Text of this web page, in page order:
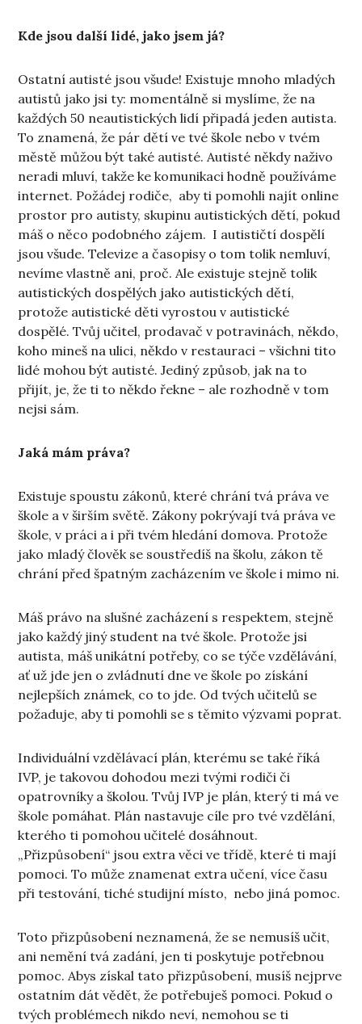
Kde jsou další lidé, jako jsem já?
Ostatní autisté jsou všude! Existuje mnoho mladých
autistů jako jsi ty: momentálně si myslíme, že na
každých 50 neautistických lidí připadá jeden autista.
To znamená, že pár dětí ve tvé škole nebo v tvém
městě můžou být také autisté. Autisté někdy naživo
neradi mluví, takže ke komunikaci hodně používáme
internet. Požádej rodiče, aby ti pomohli najít online
prostor pro autisty, skupinu autistických dětí, pokud
máš o něco podobného zájem. I autističtí dospělí
jsou všude. Televize a časopisy o tom tolik nemluví,
nevíme vlastně ani, proč. Ale existuje stejně tolik
autistických dospělých jako autistických dětí,
protože autistické děti vyrostou v autistické
dospělé. Tvůj učitel, prodavač v potravinách, někdo,
koho mineš na ulici, někdo v restauraci – všichni tito
lidé mohou být autisté. Jediný způsob, jak na to
přijít, je, že ti to někdo řekne – ale rozhodně v tom
nejsi sám.
Jaká mám práva?
Existuje spoustu zákonů, které chrání tvá práva ve
škole a v širším světě. Zákony pokrývají tvá práva ve
škole, v práci a i při tvém hledání domova. Protože
jako mladý člověk se soustředíš na školu, zákon tě
chrání před špatným zacházením ve škole i mimo ni.
Máš právo na slušné zacházení s respektem, stejně
jako každý jiný student na tvé škole. Protože jsi
autista, máš unikátní potřeby, co se týče vzdělávání,
ať už jde jen o zvládnutí dne ve škole po získání
nejlepších známek, co to jde. Od tvých učitelů se
požaduje, aby ti pomohli se s těmito výzvami poprat.
Individuální vzdělávací plán, kterému se také říká
IVP, je takovou dohodou mezi tvými rodiči či
opatrovníky a školou. Tvůj IVP je plán, který ti má ve
škole pomáhat. Plán nastavuje cíle pro tvé vzdělání,
kterého ti pomohou učitelé dosáhnout.
„Přizpůsobení“ jsou extra věci ve třídě, které ti mají
pomoci. To může znamenat extra učení, více času
při testování, tiché studijní místo, nebo jiná pomoc.
Toto přizpůsobení neznamená, že se nemusíš učit,
ani nemění tvá zadání, jen ti poskytuje potřebnou
pomoc. Abys získal tato přizpůsobení, musíš nejprve
ostatním dát vědět, že potřebuješ pomoci. Pokud o
tvých problémech nikdo neví, nemohou se ti